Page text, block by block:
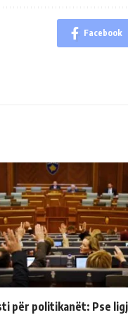
Facebook
për politikanët: Pse